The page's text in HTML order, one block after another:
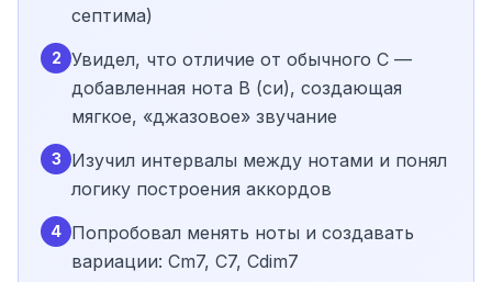
септима)
2 Увидел, что отличие от обычного C —
добавленная нота B (си), создающая
мягкое, «джазовое» звучание
3
Изучил интервалы между нотами и понял
логику построения аккордов
4 Попробовал менять ноты и создавать
вариации: Cm7, C7, Cdim7